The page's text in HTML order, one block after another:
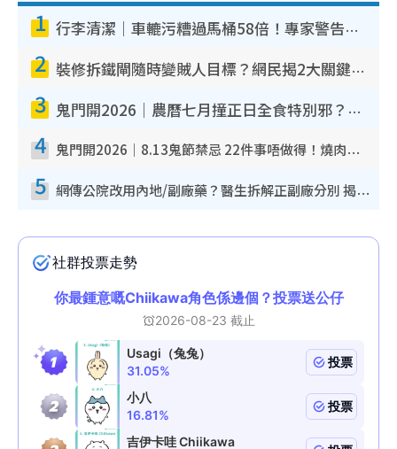
1 行李清潔｜車轆污糟過馬桶58倍！專家警告忌用酒精抹 教1招免污手除菌
2 裝修拆鐵閘隨時變賊人目標？網民揭2大關鍵用途：裝新式等於白裝？附新舊鐵閘分別
3 鬼門開2026｜農曆七月撞正日全食特別邪？專家警告切忌做一事！揭4大禁忌+2招保平安
4 鬼門開2026｜8.13鬼節禁忌 22件事唔做得！燒肉、刺身要少食？半夜勿吹口哨/打呢個電話
5 網傳公院改用內地/副廠藥？醫生拆解正副廠分別 揭4類人換藥隨時出事